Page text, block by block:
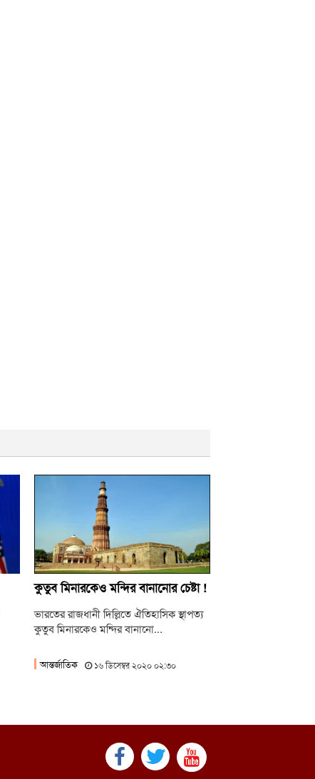
কুতুব মিনারকেও মন্দির বানানোর চেষ্টা !
ভারতের রাজধানী দিল্লিতে ঐতিহাসিক স্থাপত্য
কুতুব মিনারকেও মন্দির বানানো...
আন্তর্জাতিক ১৬ ডিসেম্বর ২০২০ ০২:৩০